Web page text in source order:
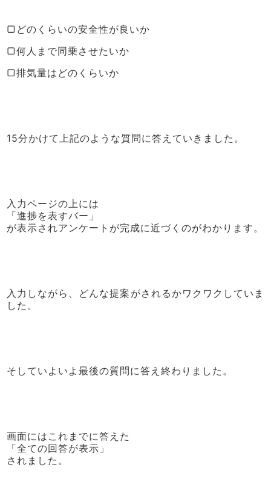
▢どのくらいの安全性が良いか
▢何人まで同乗させたいか
▢排気量はどのくらいか
15分かけて上記のような質問に答えていきました。
入力ページの上には
「進捗を表すバー」
が表示されアンケートが完成に近づくのがわかります。
入力しながら、どんな提案がされるかワクワクしていま
した。
そしていよいよ最後の質問に答え終わりました。
画面にはこれまでに答えた
「全ての回答が表示」
されました。